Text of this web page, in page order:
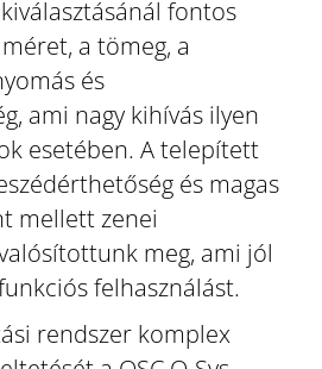
fontos
a tömeg, a
és
ami nagy kihívás ilyen
esetében. A telepített
és magas
mellett zenei
meg, ami jól
felhasználást.
rendszer komplex